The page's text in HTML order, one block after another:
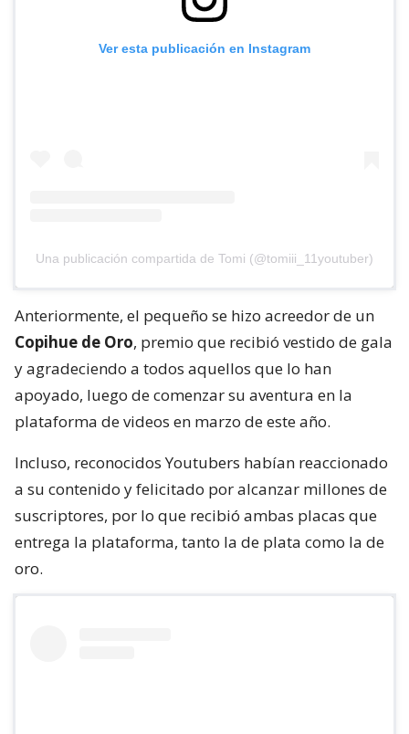
Ver esta publicación en Instagram
Una publicación compartida de Tomi (@tomiii_11youtuber)
Anteriormente, el pequeño se hizo acreedor de un
Copihue de Oro, premio que recibió vestido de gala
y agradeciendo a todos aquellos que lo han
apoyado, luego de comenzar su aventura en la
plataforma de videos en marzo de este año.
Incluso, reconocidos Youtubers habían reaccionado
a su contenido y felicitado por alcanzar millones de
suscriptores, por lo que recibió ambas placas que
entrega la plataforma, tanto la de plata como la de
oro.